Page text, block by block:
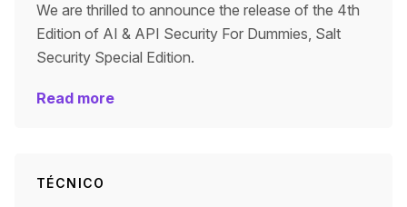
We are thrilled to announce the release of the 4th
Edition of AI & API Security For Dummies, Salt
Security Special Edition.
Read more
TÉCNICO